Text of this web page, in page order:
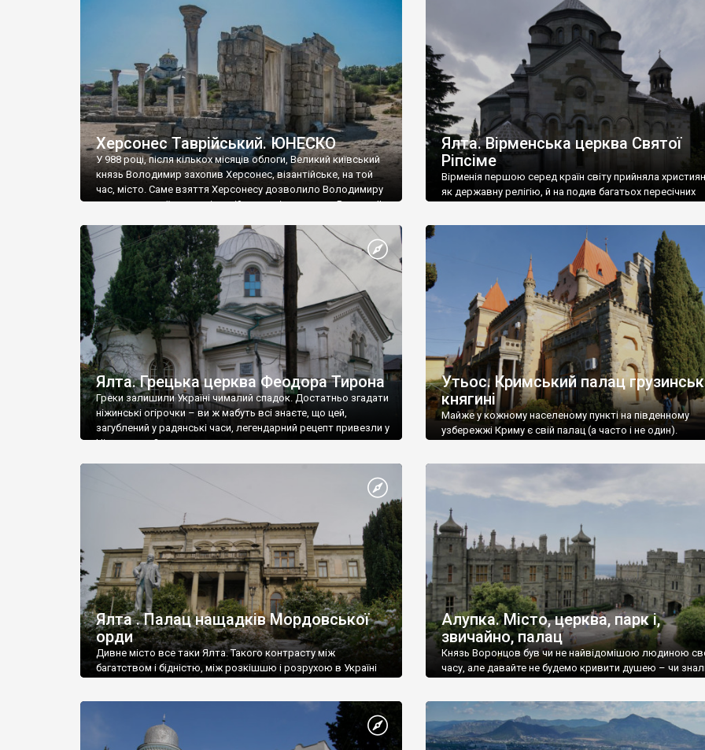
візантійської доби. Раритети викрадені з фондів об’єкту
культурної спадщини ЮНЕСКО «Херсонеса Таврійського».
Офіційно – на виставку «Золото Візантії», але експерти та
влада в Україні вважають це лише […]
називаються «повстяками» (postaki)…” “Вино. Крим
виробляє відмінне вино і його вдосталь: воно все
легке біле і дуже […]
Херсонес Таврійський. ЮНЕСКО
У 988 році, після кількох місяців облоги, Великий київський
князь Володимир захопив Херсонес, візантійське, на той
час, місто. Саме взяття Херсонесу дозволило Володимиру
диктувати свої умови візантійському імператору Василю ІІ,
Херсонесі Володимир-язичник, став Василем-
християнином. А потім було Хрещення Русі. На честь
Херсонесу Таврійського названо місто […]
Ялта. Вірменська церква Святої
Ріпсіме
Вірменія першою серед країн світу прийняла
як державну релігію, й на подив багатьох пересічних
Ялта. Грецька церква Феодора Тирона
Греки залишили Україні чималий спадок. Достатньо згадати
ніжинські огірочки – ви ж мабуть всі знаєте, що цей,
загублений у радянські часи, легендарний рецепт привезли у
Ніжин греки?
Утьос. Кримський палац
княгині
Майже у кожному населеному пункті на південному
узбережжі Криму є свій палац (а часто і не один).
Ялта . Палац нащадків Мордовської
орди
Дивне місто все таки Ялта. Такого контрасту між
багатством і бідністю, між розкішшю і розрухою в Україні
Алупка. Місто, церква, парк і,
звичайно, палац
Князь Воронцов був чи не найвідомішою людиною
часу, але давайте не будемо кривити душею – чи